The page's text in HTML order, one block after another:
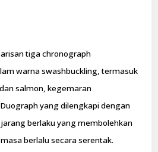
tiga chronograph
warna swashbuckling, termasuk
salmon, kegemaran
yang dilengkapi dengan
berlaku yang membolehkan
berlalu secara serentak.